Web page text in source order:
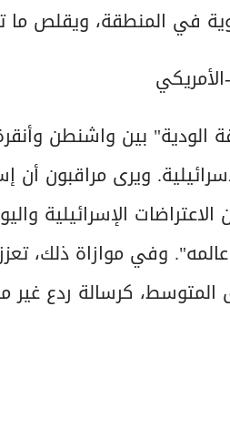
في المنطقة، ويقلص
الودية" بين واشنطن
ويرى مراقبون
الإسرائيلية
وفي موازاة ذلك،
كرسالة ردع